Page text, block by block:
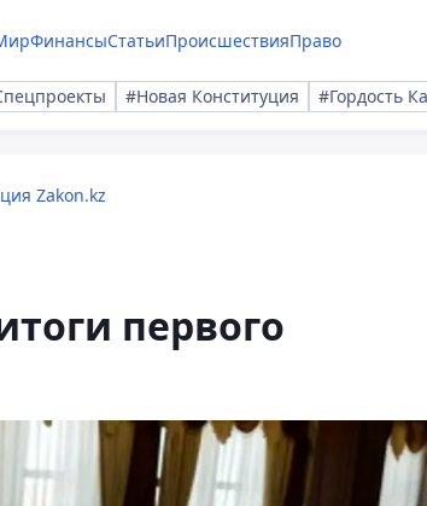
ФинансыСтатьиПроисшествияПраво
#Новая Конституция #Гордость
Zakon.kz
первого